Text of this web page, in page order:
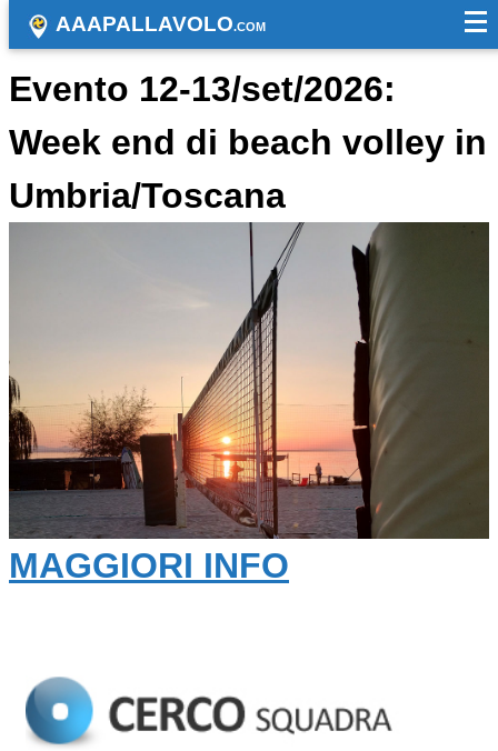
AAAPALLAVOLO.COM
Evento 12-13/set/2026:
Week end di beach volley in
Umbria/Toscana
MAGGIORI INFO